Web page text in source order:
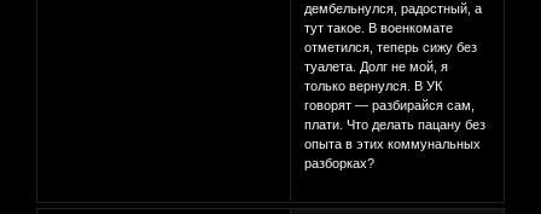
дембельнулся, радостный, а
тут такое. В военкомате
отметился, теперь сижу без
туалета. Долг не мой, я
только вернулся. В УК
говорят — разбирайся сам,
плати. Что делать пацану без
опыта в этих коммунальных
разборках?